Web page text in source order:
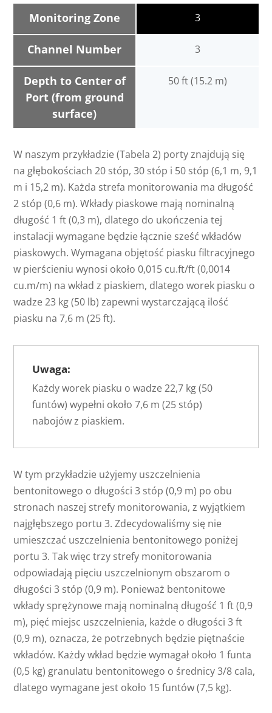
Monitoring Zone
Channel Number
Depth to Center of
Port (from ground
surface)
3
3
50 ft (15.2 m)
W naszym przykładzie (Tabela 2) porty znajdują się
na głębokościach 20 stóp, 30 stóp i 50 stóp (6,1 m, 9,1
m i 15,2 m). Każda strefa monitorowania ma długość
2 stóp (0,6 m). Wkłady piaskowe mają nominalną
długość 1 ft (0,3 m), dlatego do ukończenia tej
instalacji wymagane będzie łącznie sześć wkładów
piaskowych. Wymagana objętość piasku filtracyjnego
w pierścieniu wynosi około 0,015 cu.ft/ft (0,0014
cu.m/m) na wkład z piaskiem, dlatego worek piasku o
wadze 23 kg (50 lb) zapewni wystarczającą ilość
piasku na 7,6 m (25 ft).
Uwaga:
Każdy worek piasku o wadze 22,7 kg (50
funtów) wypełni około 7,6 m (25 stóp)
nabojów z piaskiem.
W tym przykładzie użyjemy uszczelnienia
bentonitowego o długości 3 stóp (0,9 m) po obu
stronach naszej strefy monitorowania, z wyjątkiem
najgłębszego portu 3. Zdecydowaliśmy się nie
umieszczać uszczelnienia bentonitowego poniżej
portu 3. Tak więc trzy strefy monitorowania
odpowiadają pięciu uszczelnionym obszarom o
długości 3 stóp (0,9 m). Ponieważ bentonitowe
wkłady sprężynowe mają nominalną długość 1 ft (0,9
m), pięć miejsc uszczelnienia, każde o długości 3 ft
(0,9 m), oznacza, że potrzebnych będzie piętnaście
wkładów. Każdy wkład będzie wymagał około 1 funta
(0,5 kg) granulatu bentonitowego o średnicy 3/8 cala,
dlatego wymagane jest około 15 funtów (7,5 kg).